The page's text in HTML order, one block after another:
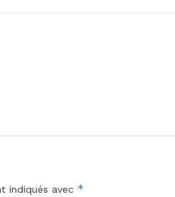
indiqués avec *